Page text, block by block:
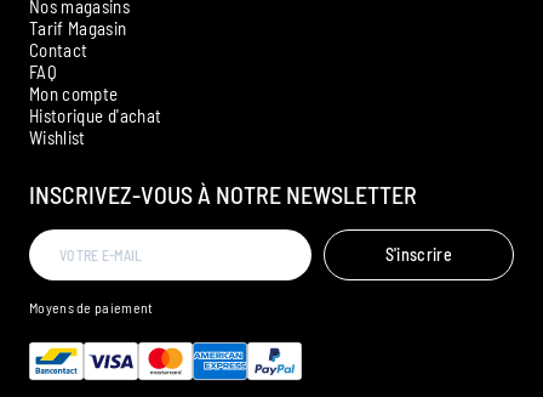
Nos magasins
Tarif Magasin
Contact
FAQ
Mon compte
Historique d'achat
Wishlist
INSCRIVEZ-VOUS À NOTRE NEWSLETTER
S'inscrire
Moyens de paiement